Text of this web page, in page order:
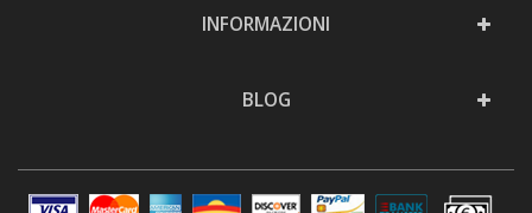
INFORMAZIONI
BLOG